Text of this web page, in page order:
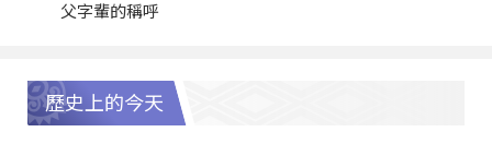
父字輩的稱呼
歷史上的今天